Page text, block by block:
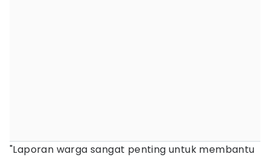
"Laporan warga sangat penting untuk membantu